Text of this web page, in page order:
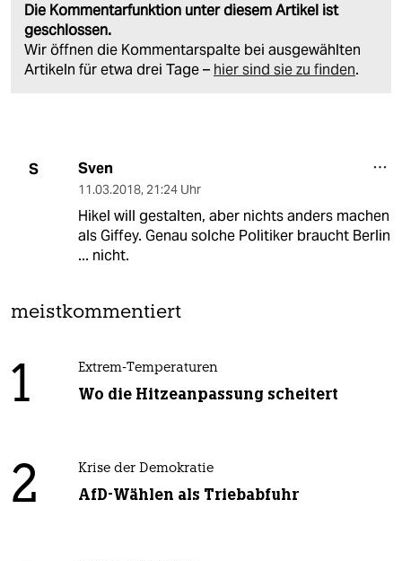
Die Kommentarfunktion unter diesem Artikel ist
geschlossen.
Wir öffnen die Kommentarspalte bei ausgewählten
Artikeln für etwa drei Tage – hier sind sie zu finden.
S Sven
11.03.2018, 21:24 Uhr
Hikel will gestalten, aber nichts anders machen
als Giffey. Genau solche Politiker braucht Berlin
... nicht.
meistkommentiert
1 Extrem-Temperaturen
Wo die Hitzeanpassung scheitert
2 Krise der Demokratie
AfD-Wählen als Triebabfuhr